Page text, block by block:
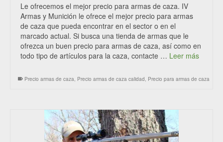
Le ofrecemos el mejor precio para armas de caza. IV
Armas y Munición le ofrece el mejor precio para armas
de caza que pueda encontrar en el sector o en el
marcado actual. Si busca una tienda de armas que le
ofrezca un buen precio para armas de caza, así como en
todo tipo de artículos para la caza, contacte … Leer más
Precio armas de caza Precio armas de caza calidad Precio para armas de caza